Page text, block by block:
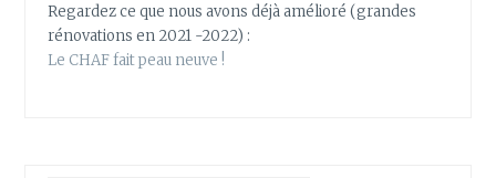
Regardez ce que nous avons déjà amélioré (grandes
rénovations en 2021 -2022) :
Le CHAF fait peau neuve !